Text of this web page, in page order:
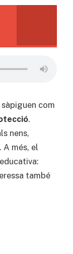
com
.
nens,
A més, el
també